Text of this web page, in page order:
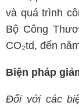
và quá trình
Bộ Công
CO₂td, đến
Biện pháp
Đối với các